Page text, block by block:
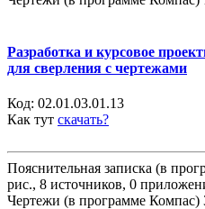
Разработка и курсовое
для сверления с чертежами
Код: 02.01.03.01.13
Как тут скачать?
Пояснительная записка (в
рис., 8 источников, 0
Чертежи (в программе Компас)